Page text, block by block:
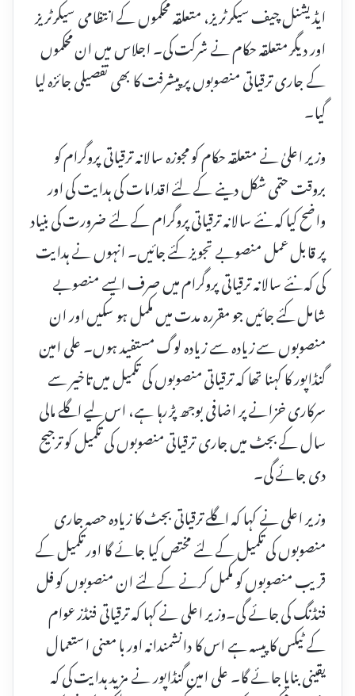
ایڈیشنل چیف سیکرٹریز، متعلقہ محکموں کے انتظامی سیکرٹریز
اور دیگر متعلقہ حکام نے شرکت کی۔ اجلاس میں ان محکموں
کے جاری ترقیاتی منصوبوں پر پیشرفت کا بھی تفصیلی جائزہ لیا
گیا۔
وزیر اعلیٰ نے متعلقہ حکام کو مجوزہ سالانہ ترقیاتی پروگرام کو
بروقت حتمی شکل دینے کے لئے اقدامات کی ہدایت کی اور
واضح کیا کہ نئے سالانہ ترقیاتی پروگرام کے لئے ضرورت کی بنیاد
پر قابل عمل منصوبے تجویز کئے جائیں۔ انہوں نے ہدایت
کی کہ نئے سالانہ ترقیاتی پروگرام میں صرف ایسے منصوبے
شامل کئے جائیں جو مقررہ مدت میں مکمل ہو سکیں اور ان
منصوبوں سے زیادہ سے زیادہ لوگ مستفید ہوں۔ علی امین
گنڈاپور کا کہنا تھا کہ ترقیاتی منصوبوں کی تکمیل میں تاخیر سے
سرکاری خزانے پر اضافی بوجھ پڑ رہا ہے، اس لیے اگلے مالی
سال کے بجٹ میں جاری ترقیاتی منصوبوں کی تکمیل کو ترجیح
دی جائے گی۔
وزیر اعلی نے کہا کہ اگلے ترقیاتی بجٹ کا زیادہ حصہ جاری
منصوبوں کی تکمیل کے لئے مختص کیا جائے گا اور تکمیل کے
قریب منصوبوں کو مکمل کرنے کے لئے ان منصوبوں کو فل
فنڈنگ کی جائے گی۔وزیر اعلی نے کہا کہ ترقیاتی فنڈز عوام
کے ٹیکس کا پیسہ ہے اس کا دانشمندانہ اور با معنی استعمال
یقینی بنایا جائے گا۔ علی امین گنڈاپور نے مزید ہدایت کی کہ